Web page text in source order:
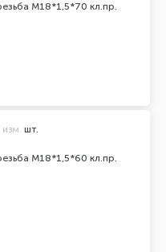
M18*1,5*70 кл.пр.
M18*1,5*60 кл.пр.
изм. шт.